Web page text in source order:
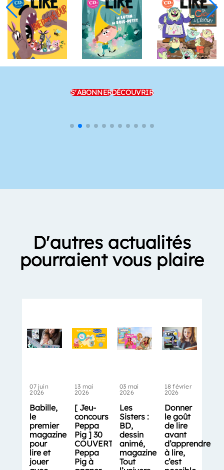
D'autres actualités
pourraient vous plaire
07 juin
2026
Babille,
le
premier
magazine
pour
lire et
jouer
13 mai
2026
[ Jeu-
concours
Peppa
Pig ] 30
COUVERTS
Peppa
Pig à
03 mai
2026
Les
Sisters :
BD,
dessin
animé,
magazine…
Tout
18 février
2026
Donner
le goût
de lire
avant
d’apprendre
à lire,
c’est